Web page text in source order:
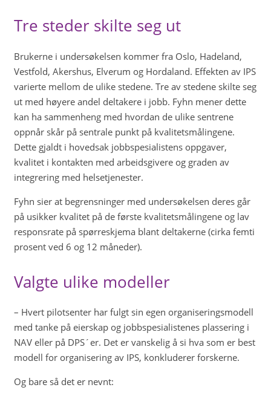
Tre steder skilte seg ut
Brukerne i undersøkelsen kommer fra Oslo, Hadeland,
Vestfold, Akershus, Elverum og Hordaland. Effekten av IPS
varierte mellom de ulike stedene. Tre av stedene skilte seg
ut med høyere andel deltakere i jobb. Fyhn mener dette
kan ha sammenheng med hvordan de ulike sentrene
oppnår skår på sentrale punkt på kvalitetsmålingene.
Dette gjaldt i hovedsak jobbspesialistens oppgaver,
kvalitet i kontakten med arbeidsgivere og graden av
integrering med helsetjenester.
Fyhn sier at begrensninger med undersøkelsen deres går
på usikker kvalitet på de første kvalitetsmålingene og lav
responsrate på spørreskjema blant deltakerne (cirka femti
prosent ved 6 og 12 måneder).
Valgte ulike modeller
– Hvert pilotsenter har fulgt sin egen organiseringsmodell
med tanke på eierskap og jobbspesialistenes plassering i
NAV eller på DPS´er. Det er vanskelig å si hva som er best
modell for organisering av IPS, konkluderer forskerne.
Og bare så det er nevnt: